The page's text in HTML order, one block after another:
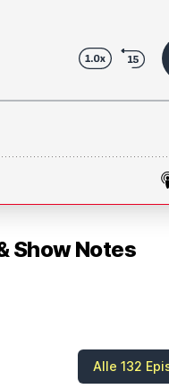
Show Notes
Alle 132